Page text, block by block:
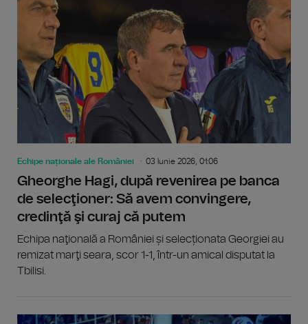
Echipe naționale ale României 03 Iunie 2026, 01:06
Gheorghe Hagi, după revenirea pe banca
de selecţioner: Să avem convingere,
credinţă şi curaj că putem
Echipa naţională a României și selecționata Georgiei au
remizat marţi seara, scor 1-1, într-un amical disputat la
Tbilisi.